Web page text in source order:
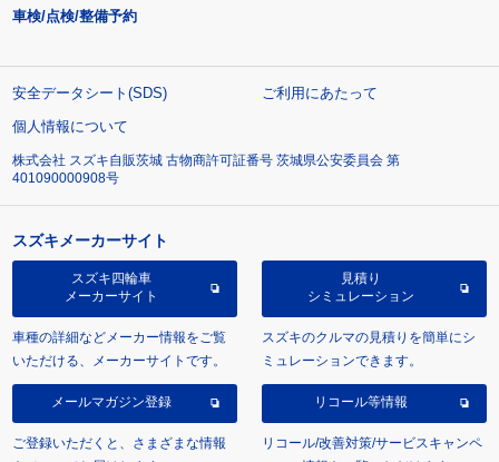
車検/点検/整備予約
安全データシート(SDS)
ご利用にあたって
個人情報について
株式会社 スズキ自販茨城 古物商許可証番号 茨城県公安委員会 第
401090000908号
スズキメーカーサイト
スズキ四輪車
メーカーサイト
車種の詳細などメーカー情報をご覧
いただける、メーカーサイトです。
見積り
シミュレーション
スズキのクルマの見積りを簡単にシ
ミュレーションできます。
メールマガジン登録
ご登録いただくと、さまざまな情報
リコール等情報
リコール/改善対策/サービスキャンペ